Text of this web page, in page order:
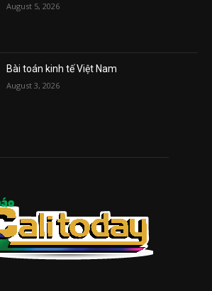
August 5, 2026
Bài toán kinh tế Việt Nam
August 3, 2026